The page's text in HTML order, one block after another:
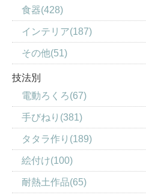
食器(428)
インテリア(187)
その他(51)
技法別
電動ろくろ(67)
手びねり(381)
タタラ作り(189)
絵付け(100)
耐熱土作品(65)